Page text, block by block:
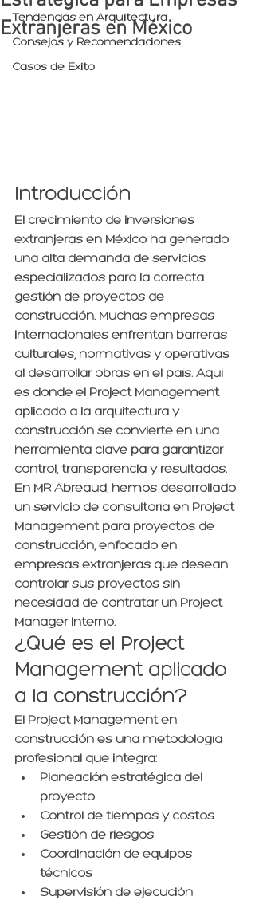
Tendencias en Arquitectura
Consejos y Recomendaciones
Casos de Éxito
Extranjeras en México
Introducción
El crecimiento de inversiones
extranjeras en México ha generado
una alta demanda de servicios
especializados para la correcta
gestión de proyectos de
construcción. Muchas empresas
internacionales enfrentan barreras
culturales, normativas y operativas
al desarrollar obras en el país. Aquí
es donde el Project Management
aplicado a la arquitectura y
construcción se convierte en una
herramienta clave para garantizar
control, transparencia y resultados.
En MR Abreaud, hemos desarrollado
un servicio de consultoría en Project
Management para proyectos de
construcción, enfocado en
empresas extranjeras que desean
controlar sus proyectos sin
necesidad de contratar un Project
Manager interno.
¿Qué es el Project
Management aplicado
a la construcción?
El Project Management en
construcción es una metodología
profesional que integra:
Planeación estratégica del
proyecto
Control de tiempos y costos
Gestión de riesgos
Coordinación de equipos
técnicos
Supervisión de ejecución